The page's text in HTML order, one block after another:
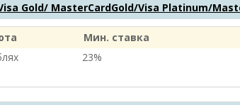
Gold/ MasterCardGold/Visa Platinum/
Мин. ставка
23%